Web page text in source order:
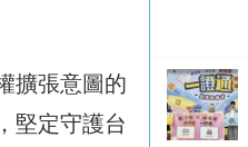
擴張意圖的
堅定守護台